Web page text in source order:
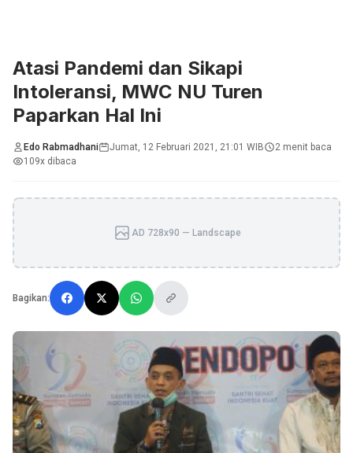
Atasi Pandemi dan Sikapi
Intoleransi, MWC NU Turen
Paparkan Hal Ini
Edo Rabmadhani Jumat, 12 Februari 2021, 21:01 WIB
2 menit baca
109x dibaca
AD 728x90 — Landscape
Bagikan: